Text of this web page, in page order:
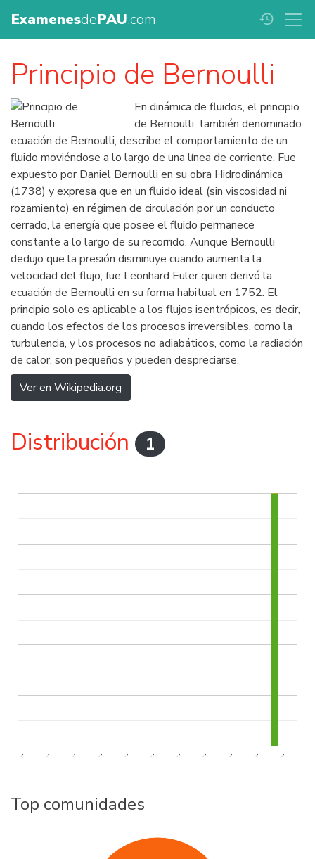
ExamenesdePAU.com history
Principio de Bernoulli
En dinámica de fluidos, el principio
de Bernoulli, también denominado
ecuación de Bernoulli, describe el comportamiento de un
fluido moviéndose a lo largo de una línea de corriente. Fue
expuesto por Daniel Bernoulli en su obra Hidrodinámica
(1738) y expresa que en un fluido ideal (sin viscosidad ni
rozamiento) en régimen de circulación por un conducto
cerrado, la energía que posee el fluido permanece
constante a lo largo de su recorrido. Aunque Bernoulli
dedujo que la presión disminuye cuando aumenta la
velocidad del flujo, fue Leonhard Euler quien derivó la
ecuación de Bernoulli en su forma habitual en 1752. El
principio solo es aplicable a los flujos isentrópicos, es decir,
cuando los efectos de los procesos irreversibles, como la
turbulencia, y los procesos no adiabáticos, como la radiación
de calor, son pequeños y pueden despreciarse.
Ver en Wikipedia.org
Distribución 1
.. .. .. .. .. .. .. .. .. .. ..
Top comunidades